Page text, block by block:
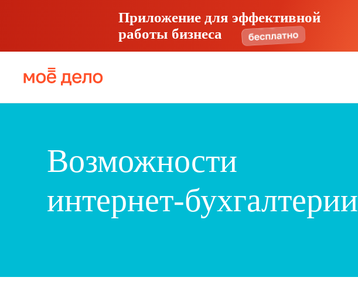
Приложение для эффективной
работы бизнеса
Возможности
интернет-бухгалтерии